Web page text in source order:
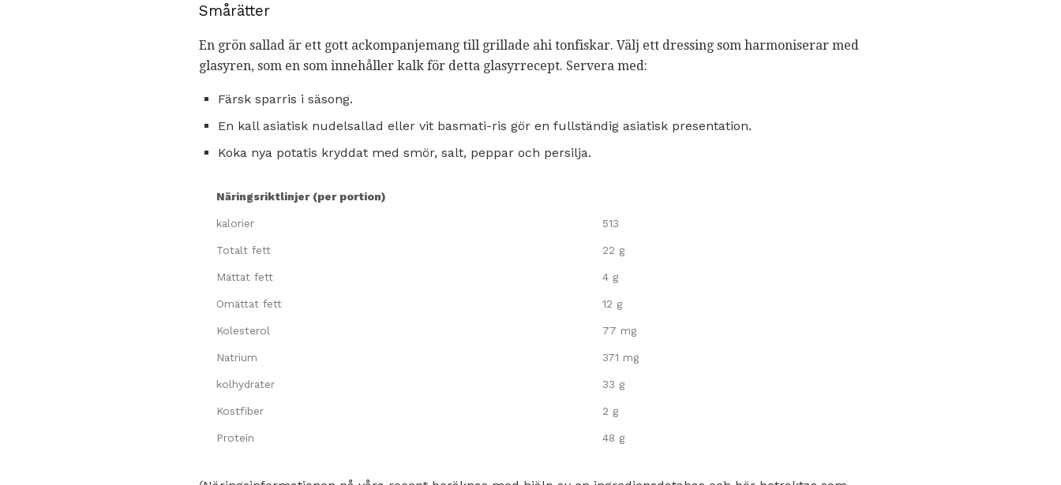
Smårätter
En grön sallad är ett gott ackompanjemang till grillade ahi tonfiskar. Välj ett dressing som harmoniserar med
glasyren, som en som innehåller kalk för detta glasyrrecept. Servera med:
Färsk sparris i säsong.
En kall asiatisk nudelsallad eller vit basmati-ris gör en fullständig asiatisk presentation.
Koka nya potatis kryddat med smör, salt, peppar och persilja.
Näringsriktlinjer (per portion)
kalorier 513
Totalt fett 22 g
Mättat fett 4 g
Omättat fett 12 g
Kolesterol 77 mg
Natrium 371 mg
kolhydrater 33 g
Kostfiber 2 g
Protein 48 g